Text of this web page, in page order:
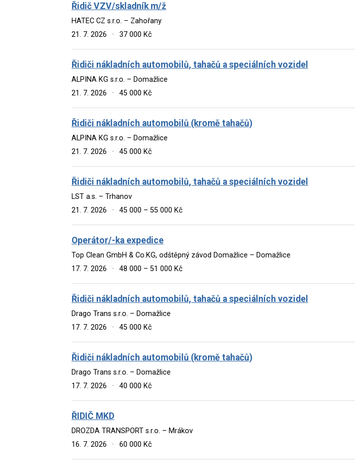
Řidič VZV/skladník m/ž
HATEC CZ s.r.o. – Zahořany
21. 7. 2026
· 37 000 Kč
Řidiči nákladních automobilů, tahačů a speciálních vozidel
ALPINA KG s.r.o. – Domažlice
21. 7. 2026
· 45 000 Kč
Řidiči nákladních automobilů (kromě tahačů)
ALPINA KG s.r.o. – Domažlice
21. 7. 2026
· 45 000 Kč
Řidiči nákladních automobilů, tahačů a speciálních vozidel
LST a.s. – Trhanov
21. 7. 2026
· 45 000 – 55 000 Kč
Operátor/-ka expedice
Top Clean GmbH & Co.KG, odštěpný závod Domažlice – Domažlice
17. 7. 2026
· 48 000 – 51 000 Kč
Řidiči nákladních automobilů, tahačů a speciálních vozidel
Drago Trans s.r.o. – Domažlice
17. 7. 2026
· 45 000 Kč
Řidiči nákladních automobilů (kromě tahačů)
Drago Trans s.r.o. – Domažlice
17. 7. 2026
· 40 000 Kč
ŘIDIČ MKD
DROZDA TRANSPORT s.r.o. – Mrákov
16. 7. 2026
· 60 000 Kč